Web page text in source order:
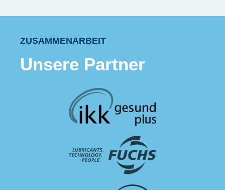
ZUSAMMENARBEIT
Unsere Partner